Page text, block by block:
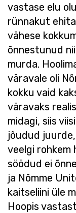
vastase elu
rünnakut
vähese
õnnestunud
murda.
väravale oli
kokku vaid
väravaks
midagi, siis
jõudud
veelgi rohkem
söödud ei
ja Nõmme
kaitseliini üle
Hoopis